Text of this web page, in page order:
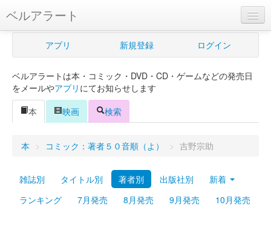
ベルアラート
ベルアラートとは
新規登録
ログイン
Myシェルフ
プレミアム
アプリ 新規登録 ログイン
ベルアラートは本・コミック・DVD・CD・ゲームなどの発売日
をメールやアプリ にてお知らせします
本
映画 検索
本 > コミック：著者５０音順（よ） > 吉野宗助
雑誌別 タイトル別 著者別 出版社別
新着
ランキング
7月発売 8月発売 9月発売 10月発売